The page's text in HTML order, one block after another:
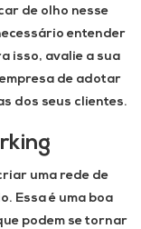
de olho nesse
entender
isso, avalie a sua
de adotar
dos seus clientes.
uma rede de
Essa é uma boa
podem se tornar